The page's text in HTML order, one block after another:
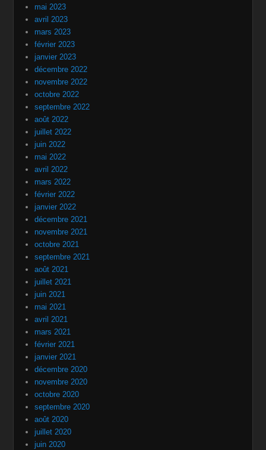
mai 2023
avril 2023
mars 2023
février 2023
janvier 2023
décembre 2022
novembre 2022
octobre 2022
septembre 2022
août 2022
juillet 2022
juin 2022
mai 2022
avril 2022
mars 2022
février 2022
janvier 2022
décembre 2021
novembre 2021
octobre 2021
septembre 2021
août 2021
juillet 2021
juin 2021
mai 2021
avril 2021
mars 2021
février 2021
janvier 2021
décembre 2020
novembre 2020
octobre 2020
septembre 2020
août 2020
juillet 2020
juin 2020